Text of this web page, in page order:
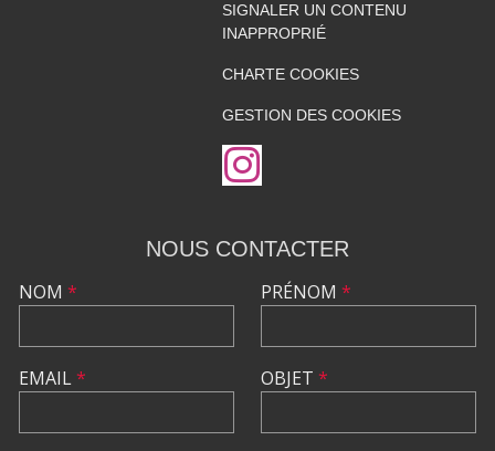
SIGNALER UN CONTENU
INAPPROPRIÉ
CHARTE COOKIES
GESTION DES COOKIES
NOUS CONTACTER
NOM *
EMAIL*
PRÉNOM *
OBJET *